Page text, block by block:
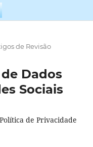
de Revisão
Dados
Sociais
de Privacidade